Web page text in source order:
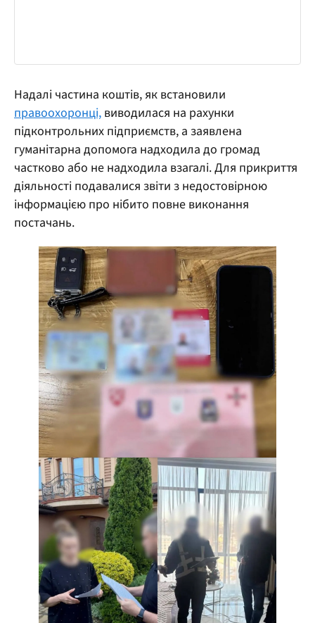
Надалі частина коштів, як встановили
правоохоронці, виводилася на рахунки
підконтрольних підприємств, а заявлена
гуманітарна допомога надходила до громад
частково або не надходила взагалі. Для прикриття
діяльності подавалися звіти з недостовірною
інформацією про нібито повне виконання
постачань.